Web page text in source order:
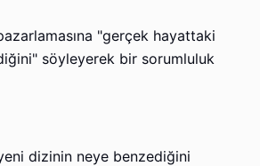
"gerçek hayattaki
söyleyerek bir sorumluluk
dizinin neye benzediğini